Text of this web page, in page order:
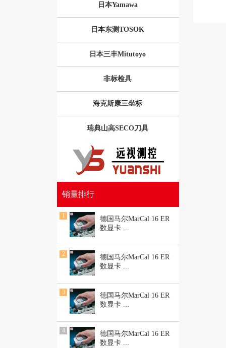
日本Yamawa
日本东测TOSOK
日本三丰Mitutoyo
非标检具
海克斯康三坐标
瑞典山高SECO刀具
销量排行
1
德国马尔MarCal 16 ER
数显卡
2
德国马尔MarCal 16 ER
数显卡
3
德国马尔MarCal 16 ER
数显卡
4
德国马尔MarCal 16 ER
数显卡